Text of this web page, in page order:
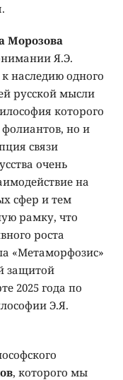
Морозова
Я.Э.
наследию одного
русской мысли
которого
фолиантов, но и
связи
очень
на
сфер и тем
рамку, что
роста
«Метаморфозис»
защитой
2025 года по
Э.Я.
, которого мы